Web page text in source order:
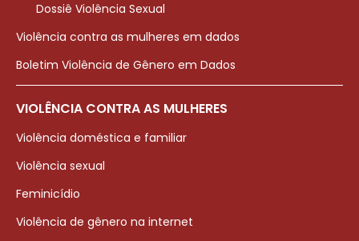
Dossiê Violência Sexual
Violência contra as mulheres em dados
Boletim Violência de Gênero em Dados
VIOLÊNCIA CONTRA AS MULHERES
Violência doméstica e familiar
Violência sexual
Feminicídio
Violência de gênero na internet